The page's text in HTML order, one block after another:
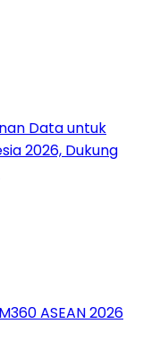
Data untuk
2026, Dukung
ASEAN 2026